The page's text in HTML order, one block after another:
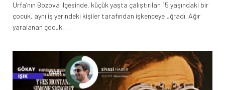
Urfa’nın Bozova ilçesinde, küçük yaşta çalıştırılan 15 yaşındaki bir
çocuk, aynı iş yerindeki kişiler tarafından işkenceye uğradı. Ağır
yaralanan çocuk,…